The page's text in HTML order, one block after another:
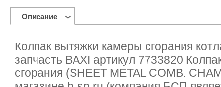
Описание
Колпак вытяжки камеры сгорания
запчасть BAXI артикул 7733820
сгорания (SHEET METAL COMB.